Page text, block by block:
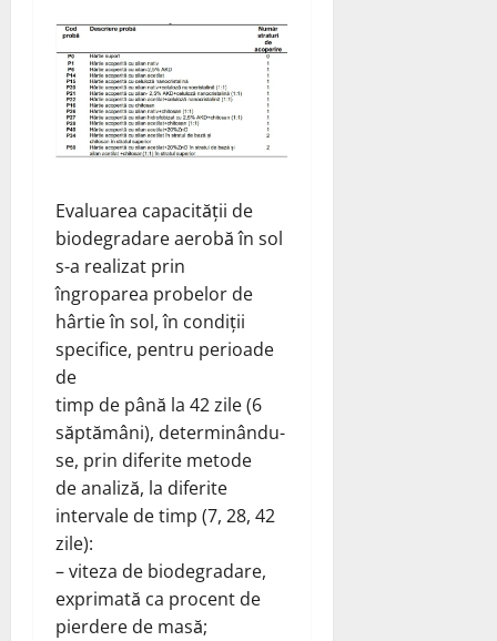
Evaluarea capacității de
biodegradare aerobă în sol
s-a realizat prin
îngroparea probelor de
hârtie în sol, în condiții
specifice, pentru perioade
de
timp de până la 42 zile (6
săptămâni), determinându-
se, prin diferite metode
de analiză, la diferite
intervale de timp (7, 28, 42
zile):
– viteza de biodegradare,
exprimată ca procent de
pierdere de masă;